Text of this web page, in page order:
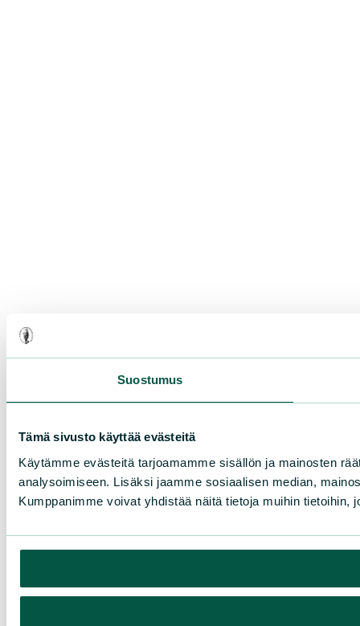
Suostumus
Tämä sivusto käyttää evästeitä
Käytämme evästeitä tarjoamamme sisällön ja mainosten
analysoimiseen. Lisäksi jaamme sosiaalisen median,
Kumppanimme voivat yhdistää näitä tietoja muihin tietoihin,